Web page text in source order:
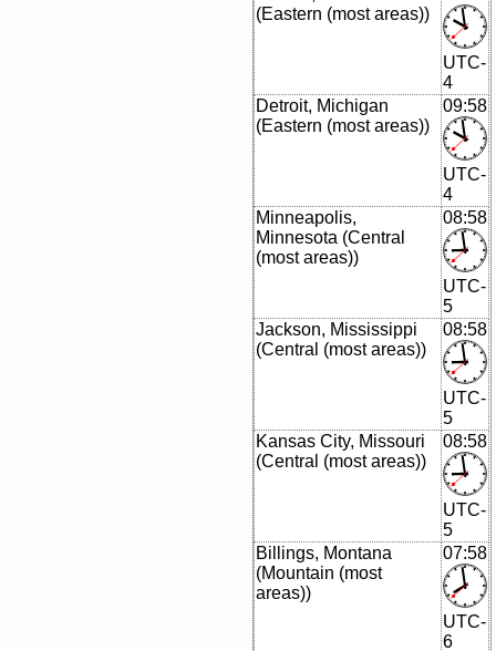
(Eastern (most areas))
UTC-
4
Detroit, Michigan
(Eastern (most areas))
09:58
UTC-
4
Minneapolis,
Minnesota (Central
(most areas))
08:58
UTC-
5
Jackson, Mississippi
(Central (most areas))
08:58
UTC-
5
Kansas City, Missouri
(Central (most areas))
08:58
UTC-
5
Billings, Montana
(Mountain (most
areas))
07:58
UTC-
6